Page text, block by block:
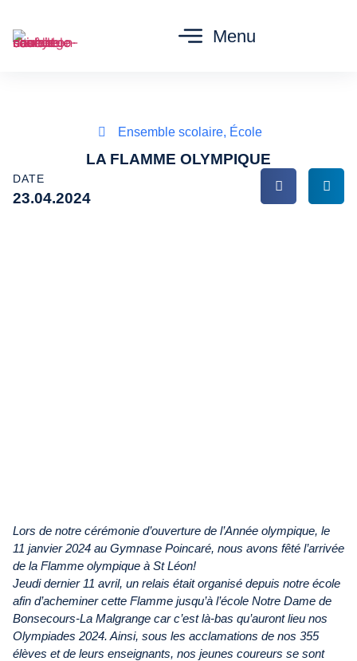
Menu
Ensemble scolaire, École
LA FLAMME OLYMPIQUE
DATE
23.04.2024
Lors de notre cérémonie d’ouverture de l’Année olympique, le
11 janvier 2024 au Gymnase Poincaré, nous avons fêté l’arrivée
de la Flamme olympique à St Léon!
Jeudi dernier 11 avril, un relais était organisé depuis notre école
afin d’acheminer cette Flamme jusqu’à l’école Notre Dame de
Bonsecours-La Malgrange car c’est là-bas qu’auront lieu nos
Olympiades 2024. Ainsi, sous les acclamations de nos 355
élèves et de leurs enseignants, nos jeunes coureurs se sont